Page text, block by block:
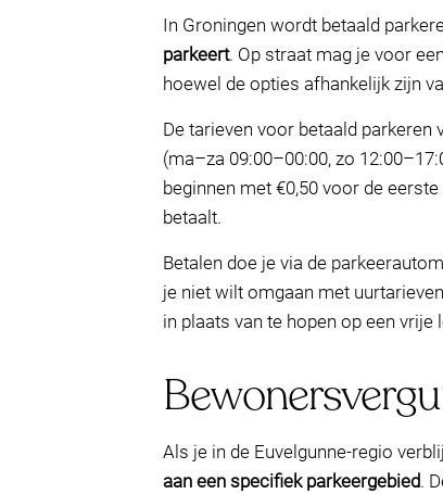
In Groningen wordt betaald
parkeert. Op straat mag je voor
hoewel de opties afhankelijk zijn
De tarieven voor betaald parkeren
(ma–za 09:00–00:00, zo
beginnen met €0,50 voor de
betaalt.
Betalen doe je via de
je niet wilt omgaan met
in plaats van te hopen op een vrije
Als je in de Euvelgunne-regio
aan een specifiek parkeergebied.